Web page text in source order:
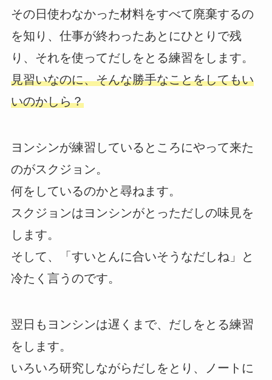
その日使わなかった材料をすべて廃棄するの
を知り、仕事が終わったあとにひとりで残
り、それを使ってだしをとる練習をします。
見習いなのに、そんな勝手なことをしてもい
いのかしら？
ヨンシンが練習しているところにやって来た
のがスクジョン。
何をしているのかと尋ねます。
スクジョンはヨンシンがとっただしの味見を
します。
そして、「すいとんに合いそうなだしね」と
冷たく言うのです。
翌日もヨンシンは遅くまで、だしをとる練習
をします。
いろいろ研究しながらだしをとり、ノートに